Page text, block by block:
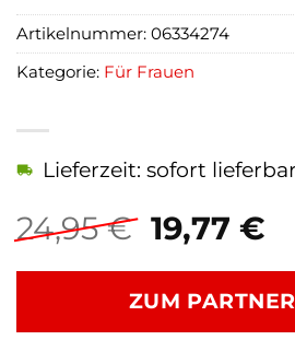
24,95€
Preis
war:
24,95 €
19,77 €
Lieferzeit: sofort lieferbar
ZUM
Artikelnummer: 06334274
Kategorie: Für Frauen